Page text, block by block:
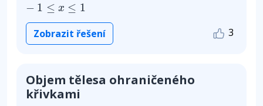
− 1 ≤ x ≤ 1
Zobrazit řešení 3
Objem tělesa ohraničeného
křivkami